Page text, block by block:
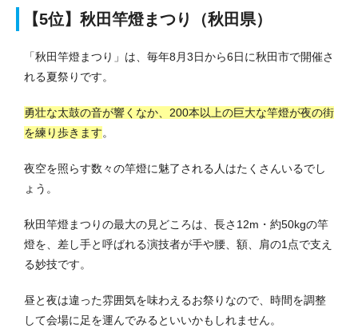
【5位】秋田竿燈まつり（秋田県）
「秋田竿燈まつり」は、毎年8月3日から6日に秋田市で開催さ
れる夏祭りです。
勇壮な太鼓の音が響くなか、200本以上の巨大な竿燈が夜の街
を練り歩きます。
夜空を照らす数々の竿燈に魅了される人はたくさんいるでし
ょう。
秋田竿燈まつりの最大の見どころは、長さ12m・約50kgの竿
燈を、差し手と呼ばれる演技者が手や腰、額、肩の1点で支え
る妙技です。
昼と夜は違った雰囲気を味わえるお祭りなので、時間を調整
して会場に足を運んでみるといいかもしれません。